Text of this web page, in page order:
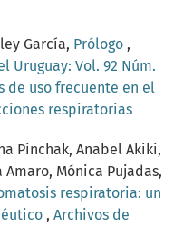
García, Prólogo ,
Uruguay: Vol. 92 Núm.
de uso frecuente en el
respiratorias
Pinchak, Anabel Akiki,
Mónica Pujadas,
respiratoria: un
, Archivos de